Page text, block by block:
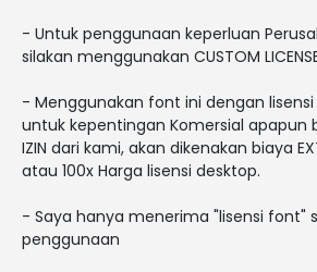
- Untuk penggunaan keperluan
silakan menggunakan CUSTOM
- Menggunakan font ini dengan lisensi
untuk kepentingan Komersial apapun
IZIN dari kami, akan dikenakan biaya
atau 100x Harga lisensi desktop.
- Saya hanya menerima "lisensi font"
penggunaan